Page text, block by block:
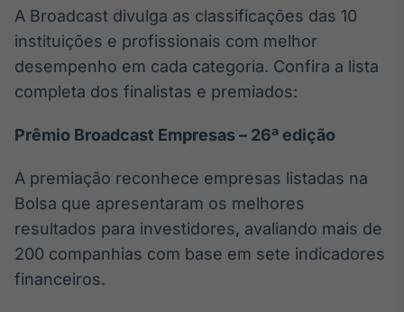
Gestão de
Em breve
Tokenização
de ativos
A Broadcast divulga as classificações das 10
instituições e profissionais com melhor
desempenho em cada categoria. Confira a lista
completa dos finalistas e premiados:
Prêmio Broadcast Empresas – 26ª edição
A premiação reconhece empresas listadas na
Bolsa que apresentaram os melhores
resultados para investidores, avaliando mais de
200 companhias com base em sete indicadores
financeiros.